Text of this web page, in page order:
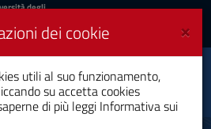
degli
UniCA News
di
meccanica,
dei materiali
×
dei cookie
utili al suo funzionamento,
su accetta cookies
di più leggi Informativa sui